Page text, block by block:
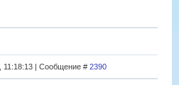
11:18:13 | Сообщение # 2390